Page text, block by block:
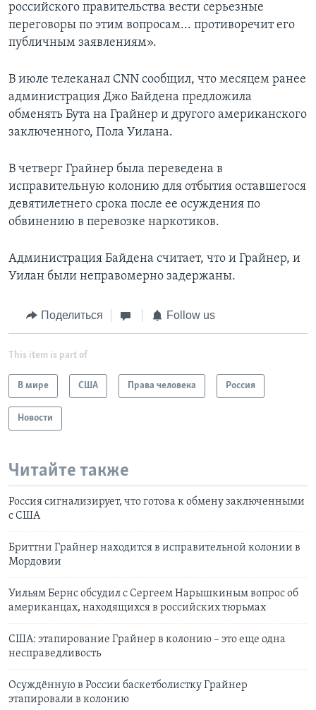
российского правительства вести серьезные
переговоры по этим вопросам... противоречит его
публичным заявлениям».
В июле телеканал CNN сообщил, что месяцем ранее
администрация Джо Байдена предложила
обменять Бута на Грайнер и другого американского
заключенного, Пола Уилана.
В четверг Грайнер была переведена в
исправительную колонию для отбытия оставшегося
девятилетнего срока после ее осуждения по
обвинению в перевозке наркотиков.
Администрация Байдена считает, что и Грайнер, и
Уилан были неправомерно задержаны.
Поделиться Follow us
This item is part of
В мире США Права человека Россия
Новости
Читайте также
Россия сигнализирует, что готова к обмену заключенными
с США
Бриттни Грайнер находится в исправительной колонии в
Мордовии
Уильям Бернс обсудил с Сергеем Нарышкиным вопрос об
американцах, находящихся в российских тюрьмах
США: этапирование Грайнер в колонию – это еще одна
несправедливость
Осуждённую в России баскетболистку Грайнер
этапировали в колонию